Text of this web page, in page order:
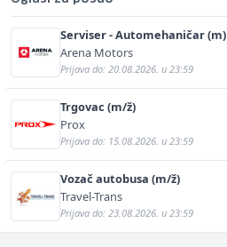
Serviser - Automehaničar (m)
Arena Motors
Prijava do: 20.08.2026. u 23:59
Trgovac (m/ž)
Prox
Prijava do: 15.08.2026. u 23:59
Vozač autobusa (m/ž)
Travel-Trans
Prijava do: 23.08.2026. u 23:59